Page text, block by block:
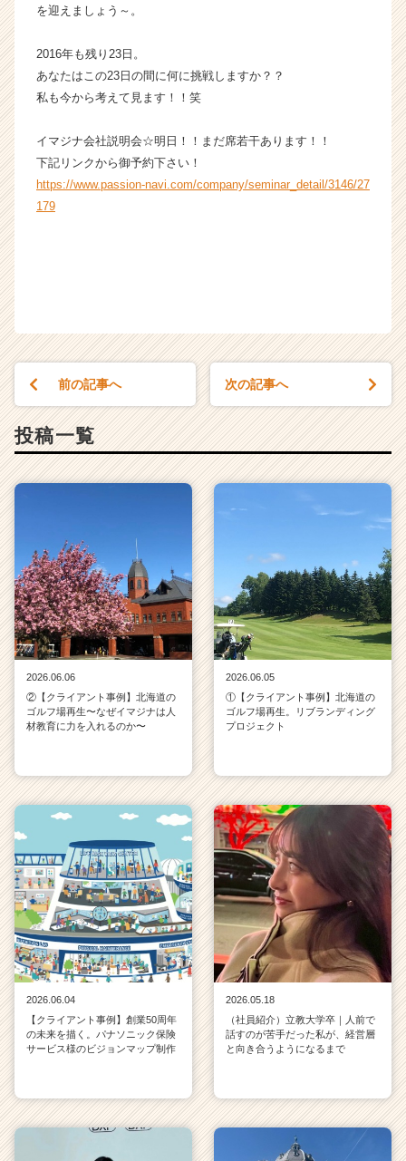
e
を迎えましょう～。
2016年も残り23日。
あなたはこの23日の間に何に挑戦しますか？？
私も今から考えて見ます！！笑
イマジナ会社説明会☆明日！！まだ席若干あります！！
下記リンクから御予約下さい！
https://www.passion-navi.com/company/seminar_detail/3146/27
179
前の記事へ 次の記事へ
投稿一覧
2026.06.06
②【クライアント事例】北海道の
ゴルフ場再生〜なぜイマジナは人
材教育に力を入れるのか〜
2026.06.05
①【クライアント事例】北海道の
ゴルフ場再生。リブランディング
プロジェクト
2026.06.04
【クライアント事例】創業50周年
の未来を描く。パナソニック保険
サービス様のビジョンマップ制作
2026.05.18
（社員紹介）立教大学卒｜人前で
話すのが苦手だった私が、経営層
と向き合うようになるまで